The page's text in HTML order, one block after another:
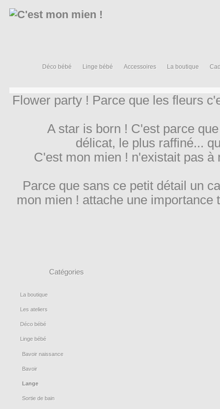
Déco bébé Linge bébé Accessoires La boutique
Flower party ! Parce que les fleurs
A star is born ! C'est parce
délicat, le plus raffiné...
C'est mon mien ! n'existait pas
Parce que sans ce petit détail un
mon mien ! attache une
Catégories
La boutique
Les ateliers
Déco bébé
Linge bébé
Bavoir naissance
Bavoir
Lange
Sortie de bain